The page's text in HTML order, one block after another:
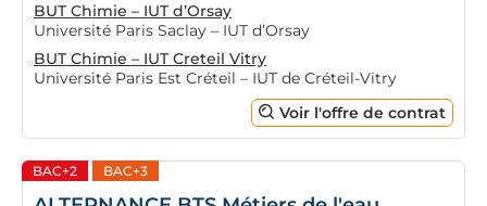
BUT Chimie – IUT d’Orsay
Université Paris Saclay – IUT d’Orsay
BUT Chimie – IUT Creteil Vitry
Université Paris Est Créteil – IUT de Créteil-Vitry
Voir l'offre de contrat
BAC+2 BAC+3